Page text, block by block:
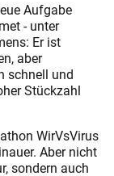
Aufgabe
- unter
Er ist
aber
schnell und
Stückzahl
WirVsVirus
Aber nicht
sondern auch